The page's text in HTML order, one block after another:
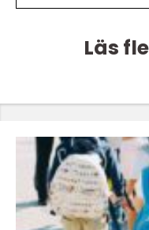
Läs